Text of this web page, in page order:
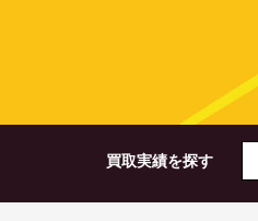
買取実績を探す